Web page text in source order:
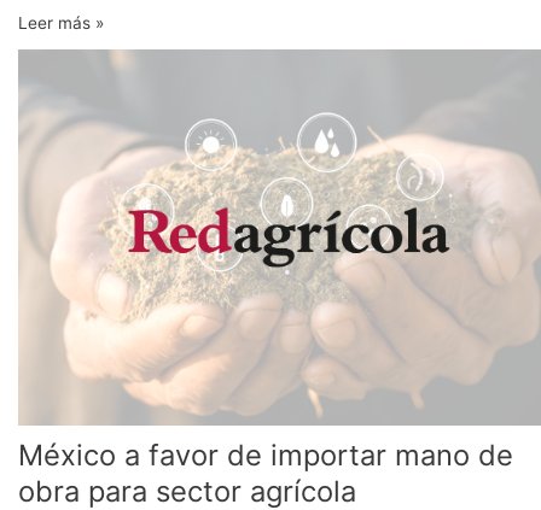
Leer más »
México a favor de importar mano de
obra para sector agrícola
a
obra
para
sector
agrícola